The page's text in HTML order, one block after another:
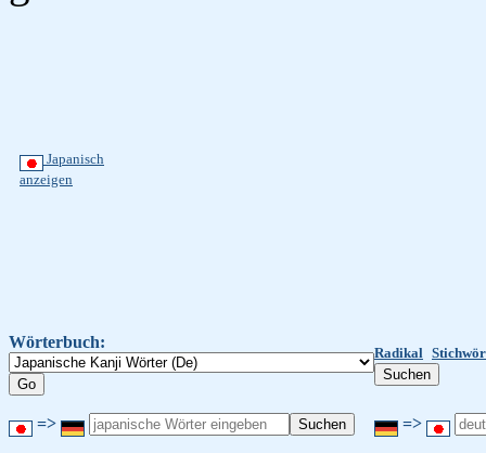
Japanisch
anzeigen
Wörterbuch:
Radikal
=> =>